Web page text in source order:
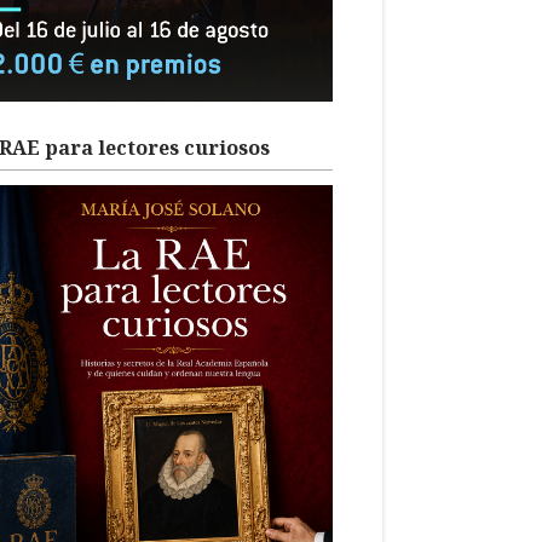
para lectores curiosos